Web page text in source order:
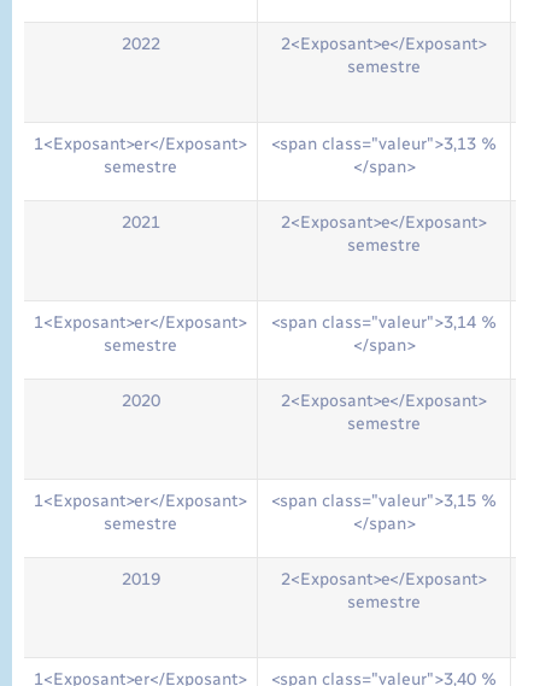
2022
2<Exposant>e</Exposant>
semestre
1<Exposant>er</Exposant>
semestre
<span class="valeur">3,13 %
</span>
2021
2<Exposant>e</Exposant>
semestre
1<Exposant>er</Exposant>
semestre
<span class="valeur">3,14 %
</span>
2020
2<Exposant>e</Exposant>
semestre
1<Exposant>er</Exposant>
semestre
<span class="valeur">3,15 %
</span>
2019
2<Exposant>e</Exposant>
semestre
1<Exposant>er</Exposant>
<span class="valeur">3,40 %